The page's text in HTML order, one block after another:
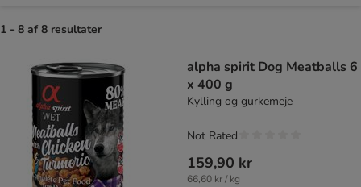
1 - 8 af 8 resultater
alpha spirit Dog Meatballs 6
x 400 g
Kylling og gurkemeje
159,90 kr
66,60 kr / kg
Not Rated